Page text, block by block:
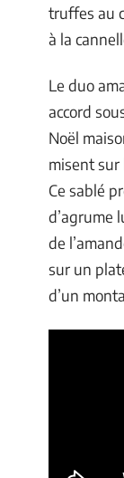
truffes au
à la
Le duo
accord
Noël
misent sur
Ce sablé
d’agrume
de
sur un
d’un